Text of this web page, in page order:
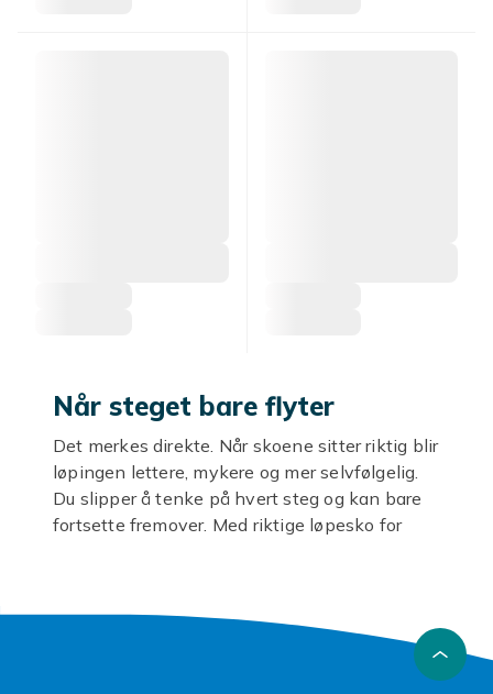
Når steget bare flyter
Det merkes direkte. Når skoene sitter riktig blir
løpingen lettere, mykere og mer selvfølgelig.
Du slipper å tenke på hvert steg og kan bare
fortsette fremover. Med riktige løpesko for
Løpesko for asfalt, sti og dine